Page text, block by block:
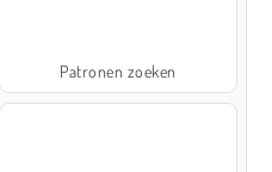
Patronen zoeken